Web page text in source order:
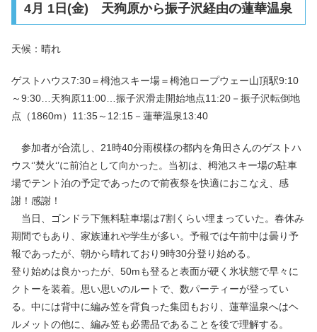
4月 1日(金) 天狗原から振子沢経由の蓮華温泉
天候：晴れ
ゲストハウス7:30＝栂池スキー場＝栂池ロープウェー山頂駅9:10
～9:30…天狗原11:00…振子沢滑走開始地点11:20－振子沢転倒地
点（1860m）11:35～12:15－蓮華温泉13:40
参加者が合流し、21時40分雨模様の都内を角田さんのゲストハ
ウス‘’焚火‘’に前泊として向かった。当初は、栂池スキー場の駐車
場でテント泊の予定であったので前夜祭を快適におこなえ、感
謝！感謝！
当日、ゴンドラ下無料駐車場は7割くらい埋まっていた。春休み
期間でもあり、家族連れや学生が多い。予報では午前中は曇り予
報であったが、朝から晴れており9時30分登り始める。
登り始めは良かったが、50mも登ると表面が硬く氷状態で早々に
クトーを装着。思い思いのルートで、数パーティーが登ってい
る。中には背中に編み笠を背負った集団もおり、蓮華温泉へはヘ
ルメットの他に、編み笠も必需品であることを後で理解する。